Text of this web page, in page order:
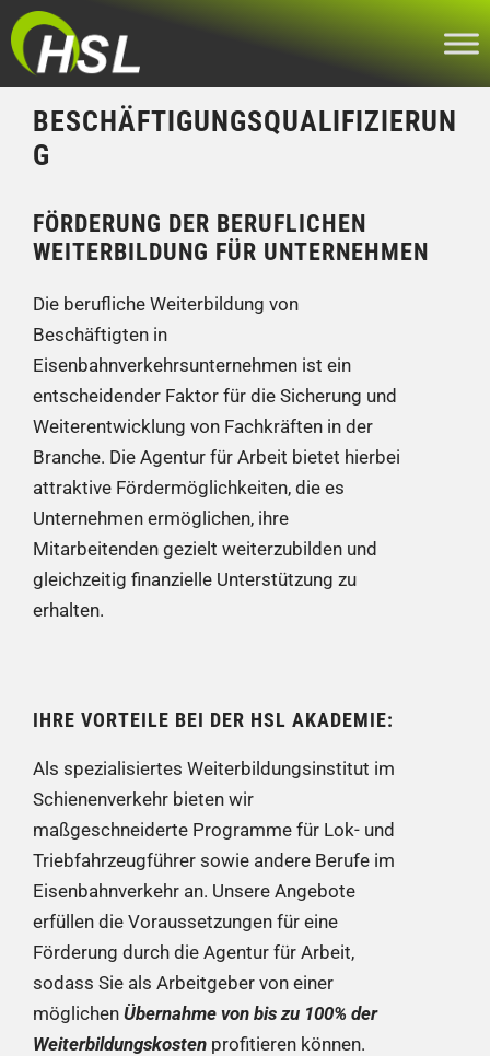
Zum
Inhalt
springen
BESCHÄFTIGUNGSQUALIFIZIERUN
G
FÖRDERUNG DER BERUFLICHEN
WEITERBILDUNG FÜR UNTERNEHMEN
Die berufliche Weiterbildung von
Beschäftigten in
Eisenbahnverkehrsunternehmen ist ein
entscheidender Faktor für die Sicherung und
Weiterentwicklung von Fachkräften in der
Branche. Die Agentur für Arbeit bietet hierbei
attraktive Fördermöglichkeiten, die es
Unternehmen ermöglichen, ihre
Mitarbeitenden gezielt weiterzubilden und
gleichzeitig finanzielle Unterstützung zu
erhalten.
IHRE VORTEILE BEI DER HSL AKADEMIE:
Als spezialisiertes Weiterbildungsinstitut im
Schienenverkehr bieten wir
maßgeschneiderte Programme für Lok- und
Triebfahrzeugführer sowie andere Berufe im
Eisenbahnverkehr an. Unsere Angebote
erfüllen die Voraussetzungen für eine
Förderung durch die Agentur für Arbeit,
sodass Sie als Arbeitgeber von einer
möglichen Übernahme von bis zu 100% der
Weiterbildungskosten profitieren können.